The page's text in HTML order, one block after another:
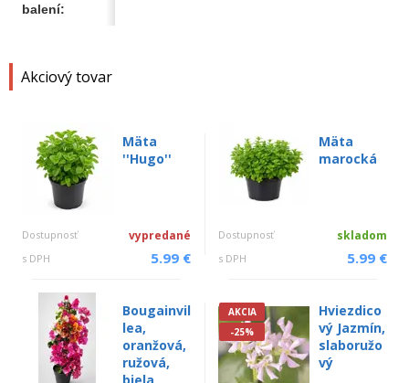
Akciový tovar
Mäta
''Hugo''
Dostupnosť vypredané
s DPH 5.99 €
Mäta
marocká
Dostupnosť skladom
s DPH 5.99 €
Bougainvil
lea,
oranžová,
ružová,
AKCIA
-25%
Hviezdico
vý Jazmín,
slaboružo
vý
balení: